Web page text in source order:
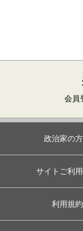
会員
政治家の
サイトご利
利用規約